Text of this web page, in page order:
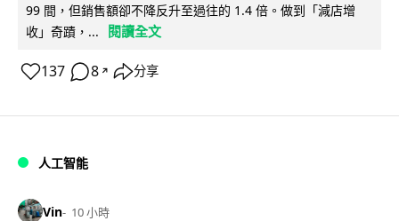
99 間，但銷售額卻不降反升至過往的 1.4 倍。做到「減店增
收」奇蹟，...
閱讀全文
137 8 ↗ 分享
人工智能
Vin 10 小時